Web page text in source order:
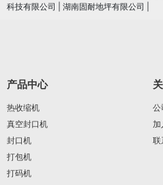
科技有限公司
湖南固耐地坪有限公司
产品中心
热收缩机
真空封口机
封口机
打包机
打码机
公
加
联